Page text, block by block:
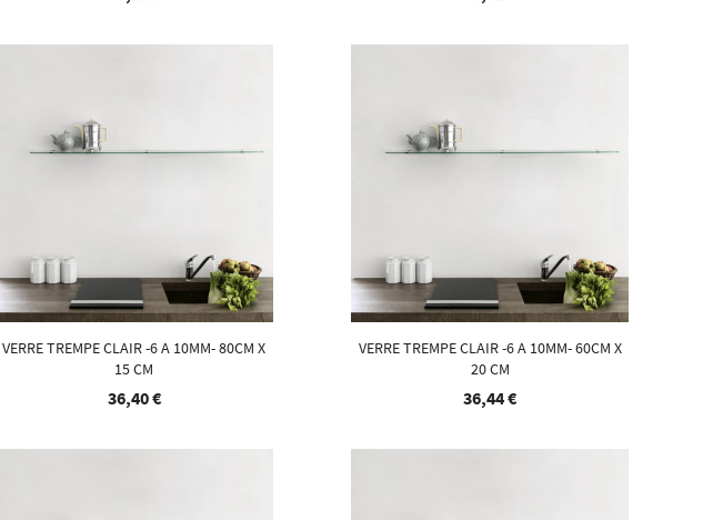
VERRE TREMPE CLAIR -6 A 10MM- 80CM X
15 CM
36,40 €
VERRE TREMPE CLAIR -6 A 10MM- 60CM X
20 CM
36,44 €